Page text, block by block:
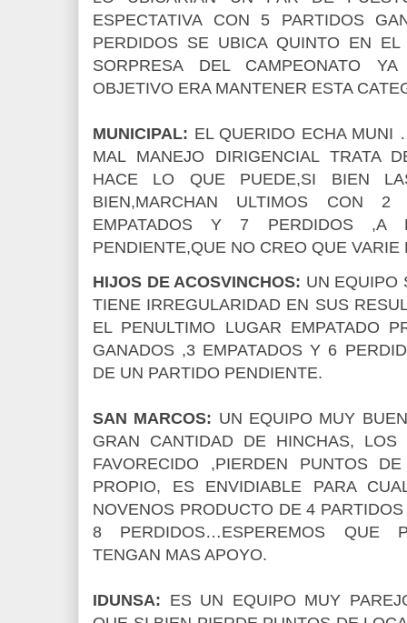
ESPECTATIVA CON 5 PARTIDOS
PERDIDOS SE UBICA QUINTO EN EL
SORPRESA DEL CAMPEONATO
OBJETIVO ERA MANTENER ESTA
MUNICIPAL: EL QUERIDO ECHA
MAL MANEJO DIRIGENCIAL TRATA
HACE LO QUE PUEDE,SI BIEN
BIEN,MARCHAN ULTIMOS CON 2
EMPATADOS Y 7 PERDIDOS ,A
PENDIENTE,QUE NO CREO QUE
HIJOS DE ACOSVINCHOS: UN EQUIPO
TIENE IRREGULARIDAD EN SUS
EL PENULTIMO LUGAR EMPATADO
GANADOS ,3 EMPATADOS Y 6
DE UN PARTIDO PENDIENTE.
SAN MARCOS: UN EQUIPO MUY
GRAN CANTIDAD DE HINCHAS,
FAVORECIDO ,PIERDEN PUNTOS
PROPIO, ES ENVIDIABLE PARA
NOVENOS PRODUCTO DE 4
8 PERDIDOS…ESPEREMOS QUE
TENGAN MAS APOYO.
IDUNSA: ES UN EQUIPO MUY